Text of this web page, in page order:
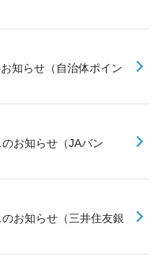
知らせ（自治体ポイン
お知らせ（JAバン
お知らせ（三井住友銀